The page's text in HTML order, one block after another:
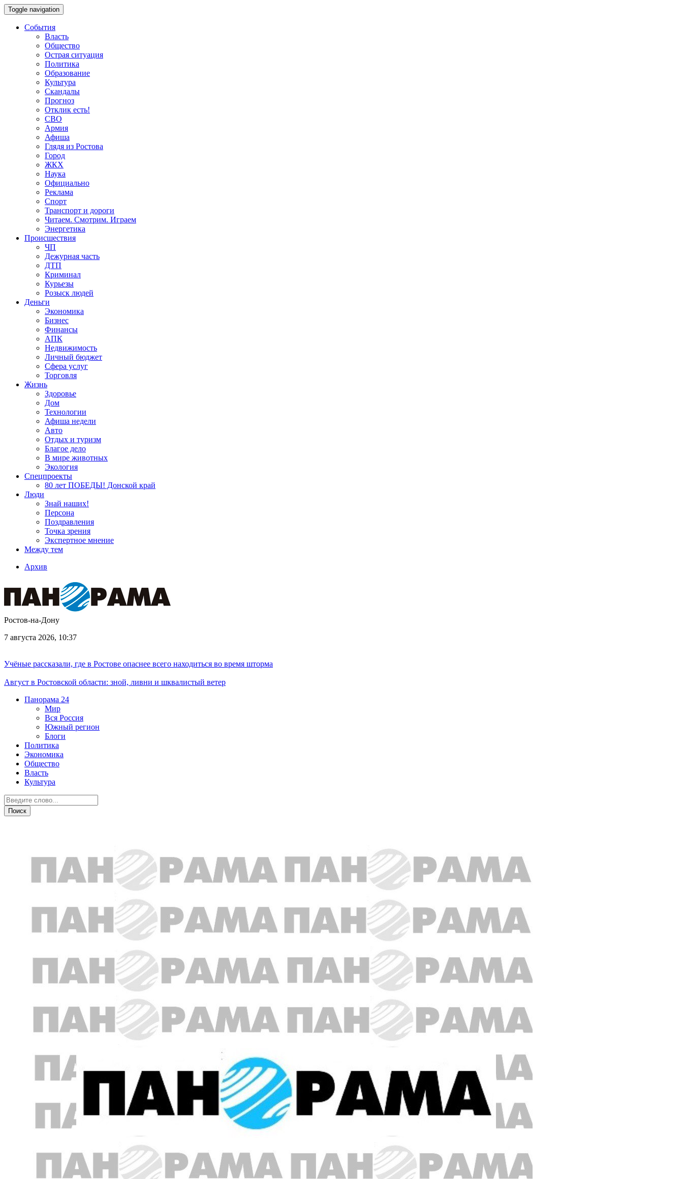
Toggle navigation
События
Власть
Общество
Острая ситуация
Политика
Образование
Культура
Скандалы
Прогноз
Отклик есть!
СВО
Армия
Афиша
Глядя из Ростова
Город
ЖКХ
Наука
Официально
Реклама
Спорт
Транспорт и дороги
Читаем. Смотрим. Играем
Энергетика
Происшествия
ЧП
Дежурная часть
ДТП
Криминал
Курьезы
Розыск людей
Деньги
Экономика
Бизнес
Финансы
АПК
Недвижимость
Личный бюджет
Сфера услуг
Торговля
Жизнь
Здоровье
Дом
Технологии
Афиша недели
Авто
Отдых и туризм
Благое дело
В мире животных
Экология
Спецпроекты
80 лет ПОБЕДЫ! Донской край
Люди
Знай наших!
Персона
Поздравления
Точка зрения
Экспертное мнение
Между тем
Архив
Ростов-на-Дону
7 августа 2026, 10:37
Учёные рассказали, где в Ростове опаснее всего находиться во время шторма
Август в Ростовской области: зной, ливни и шквалистый ветер
Панорама 24
Мир
Вся Россия
Южный регион
Блоги
Политика
Экономика
Общество
Власть
Культура